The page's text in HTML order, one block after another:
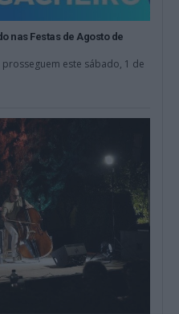
nas Festas de Agosto de
este sábado, 1 de